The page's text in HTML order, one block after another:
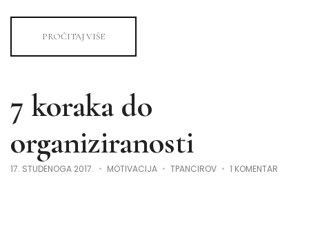
PROČITAJ VIŠE
7 koraka do
organiziranosti
17. STUDENOGA 2017. MOTIVACIJA TPANCIROV 1 KOMENTAR